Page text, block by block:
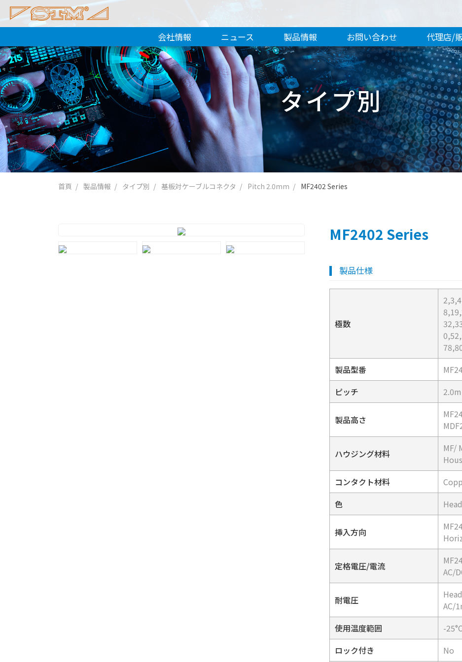
会社情報 ニュース 製品情報 お問い合わせ 代理店/
タイプ別
首頁 製品情報 タイプ別 基板対ケーブルコネクタ Pitch 2.0mm MF2402 Series
MF2402 Series
製品仕様
極数
製品型番
ピッチ
製品高さ
ハウジング材料
MF/
コンタクト材料
色
挿入方向
定格電圧/電流
AC/
耐電圧
AC/
使用温度範囲
-
ロック付き
No